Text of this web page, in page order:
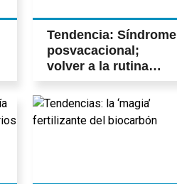
Tendencia: Síndrome
posvacacional;
volver a la rutina
laboral